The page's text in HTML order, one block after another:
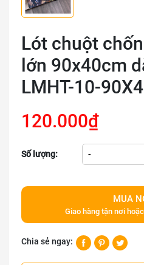
Lót chuột
lớn 90x40cm
LMHT-10-
120.000₫
Số lượng: -
MUA
Giao hàng tận nơi
Chia sẻ ngay: